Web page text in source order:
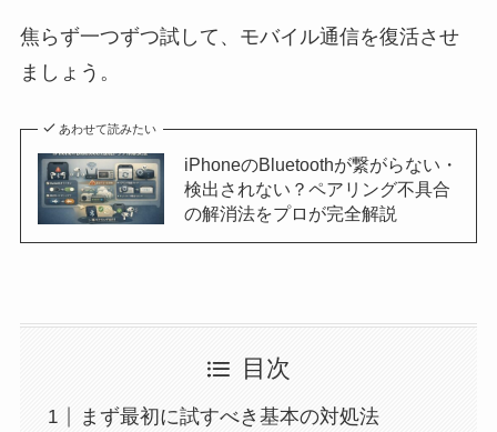
焦らず一つずつ試して、モバイル通信を復活させ
ましょう。
あわせて読みたい
iPhoneのBluetoothが繋がらない・
検出されない？ペアリング不具合
の解消法をプロが完全解説
目次
まず最初に試すべき基本の対処法